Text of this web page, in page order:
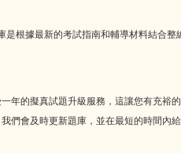
根據最新的考試指南和輔導材料結合整
年的擬真試題升級服務，這讓您有充裕
們會及時更新題庫，並在最短的時間內